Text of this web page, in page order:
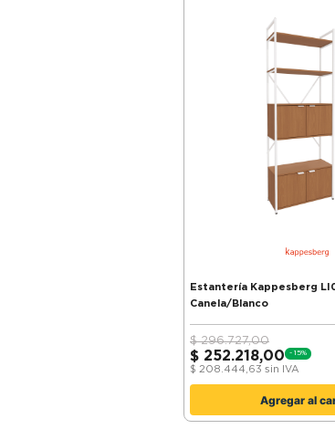
Estantería Kappesberg LI018
Canela/Blanco
$296.727,00
$ 252.218,00 - 15%
$ 208.444,63 sin IVA
Agregar al